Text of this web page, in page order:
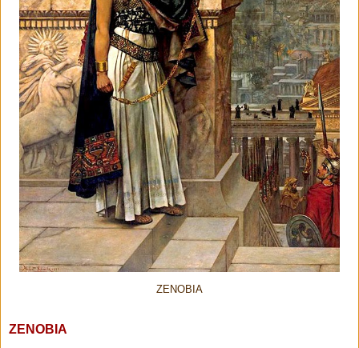
ZENOBIA
ZENOBIA